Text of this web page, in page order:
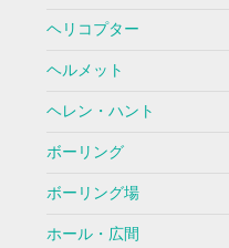
ヘリコプター
ヘルメット
ヘレン・ハント
ボーリング
ボーリング場
ホール・広間